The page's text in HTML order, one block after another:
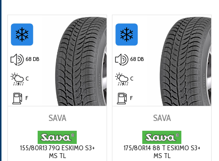
68 DB
C
F
SAVA
155/80R13 79Q ESKIMO S3+
MS TL
68 DB
C
F
SAVA
175/80R14 88 T ESKIMO S3+
MS TL